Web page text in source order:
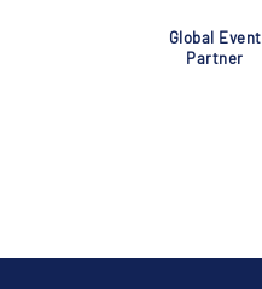
Global Event
Partner